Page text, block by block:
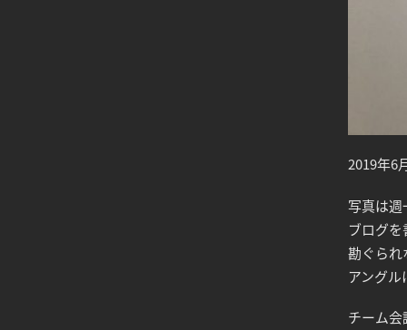
2019年6
写真は週
ブログ
勘ぐられ
アング
チーム